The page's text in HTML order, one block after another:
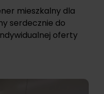
mieszkalny dla
serdecznie do
oferty